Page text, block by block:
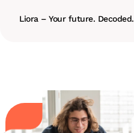
Liora – Your future. Decoded.